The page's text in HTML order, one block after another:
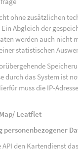
ohne zusätzlichen
Abgleich der
werden auch nicht
statistischen
durch das System ist
muss die IP-
Leatflet
personenbezogener
den Kartendienst